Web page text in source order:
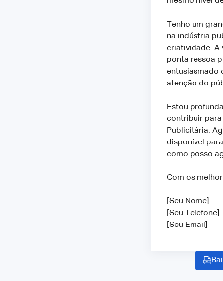
Tenho um
na indústria
criatividade. A
ponta ressoa
entusiasmado
atenção do
Estou
contribuir para
Publicitária.
disponível
como posso
Com os
[Seu Nome]
[Seu Telefone]
[Seu Email]